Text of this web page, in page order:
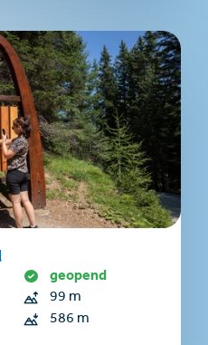
geopend
99 m
586 m